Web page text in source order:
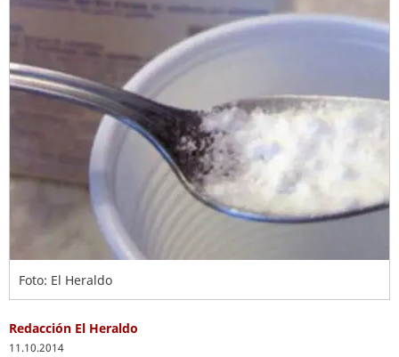
Foto: El Heraldo
Redacción El Heraldo
11.10.2014